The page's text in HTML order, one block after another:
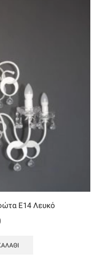
Ε14 Λευκό